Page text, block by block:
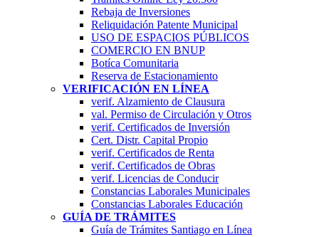
Rebaja de Inversiones
Reliquidación Patente Municipal
USO DE ESPACIOS PÚBLICOS
COMERCIO EN BNUP
Botíca Comunitaria
Reserva de Estacionamiento
VERIFICACIÓN EN LÍNEA
verif. Alzamiento de Clausura
val. Permiso de Circulación y Otros
verif. Certificados de Inversión
Cert. Distr. Capital Propio
verif. Certificados de Renta
verif. Certificados de Obras
verif. Licencias de Conducir
Constancias Laborales Municipales
Constancias Laborales Educación
GUÍA DE TRÁMITES
Guía de Trámites Santiago en Línea